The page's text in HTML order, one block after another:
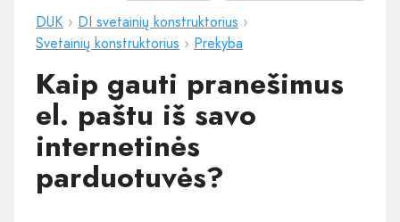
DUK › DI svetainių konstruktorius ›
Svetainių konstruktorius › Prekyba
Kaip gauti pranešimus
el. paštu iš savo
internetinės
parduotuvės?